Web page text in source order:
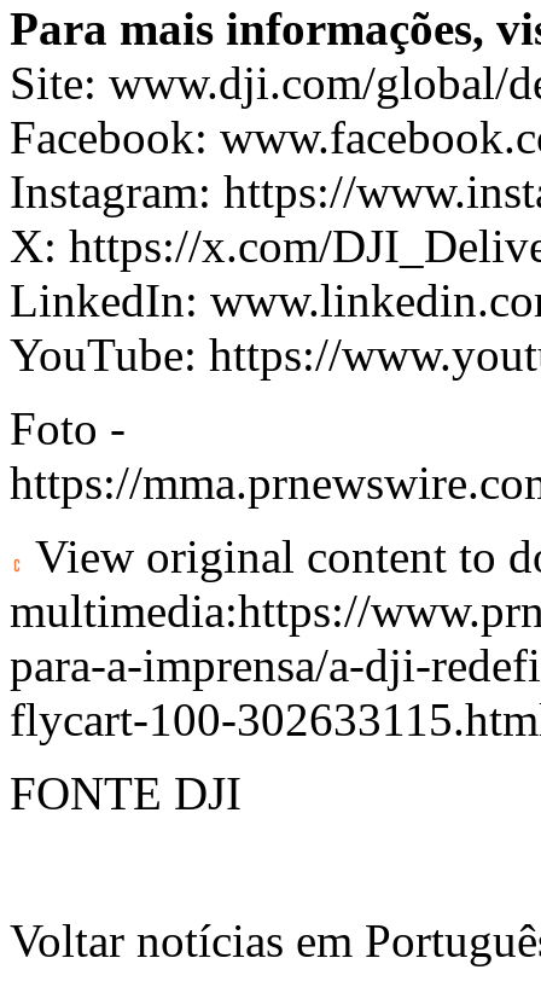
Para mais informações,
Site: www.dji.com/global/
Facebook:
Instagram: https://
X: https://x.com/
LinkedIn:
YouTube: https://
Foto -
https://
View original content to
multimedia:https://
para-a-imprensa/a-dji-
flycart-100-
FONTE DJI
Voltar notícias em